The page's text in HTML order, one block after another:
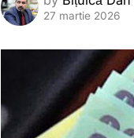
27 martie 2026